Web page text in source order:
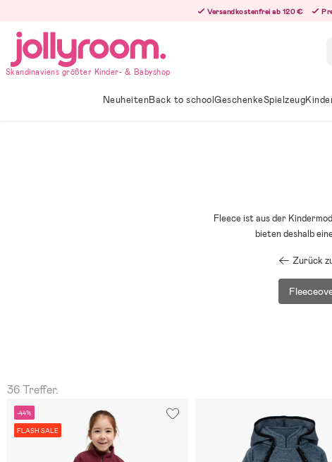
innehållet
Versandkostenfrei ab 120 €
Skandinaviens größter Kinder- & Babyshop
NeuheitenBack to schoolGeschenkeSpielzeug
Fleece ist aus der
bieten deshalb
Zurück
36 Treffer.
-44%
FLASH SALE